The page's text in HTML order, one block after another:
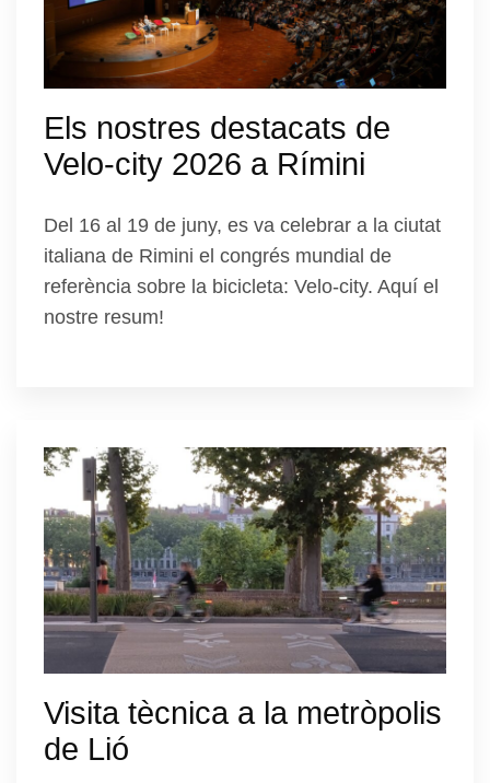
Els nostres destacats de
Velo-city 2026 a Rímini
Del 16 al 19 de juny, es va celebrar a la ciutat
italiana de Rimini el congrés mundial de
referència sobre la bicicleta: Velo-city. Aquí el
nostre resum!
Visita tècnica a la metròpolis
de Lió